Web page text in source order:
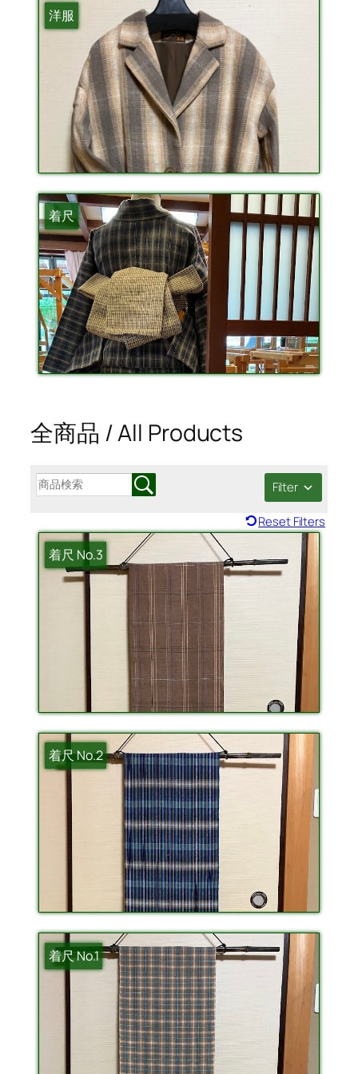
洋服
着尺
全商品 / All Products
Filter
Reset Filters
着尺 No.3
着尺 No.2
着尺 No.1